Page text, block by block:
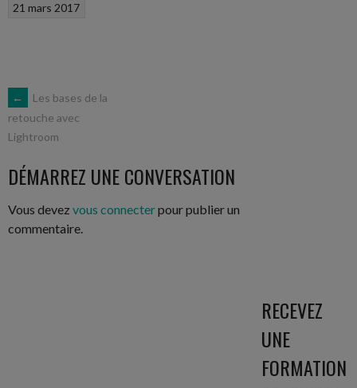
21 mars 2017
NAVIGATION
DES
ARTICLES
←
Les bases de la
retouche avec
Lightroom
DÉMARREZ UNE CONVERSATION
Vous devez vous connecterpour publier un
commentaire.
RECEVEZ
UNE
FORMATION